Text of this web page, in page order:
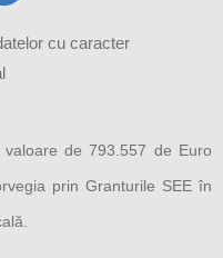
cu caracter
de 793.557 de Euro
prin Granturile SEE în